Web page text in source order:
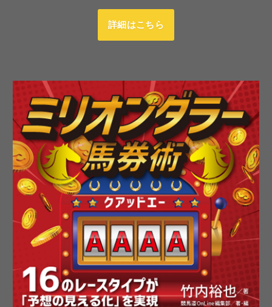
詳細はこちら